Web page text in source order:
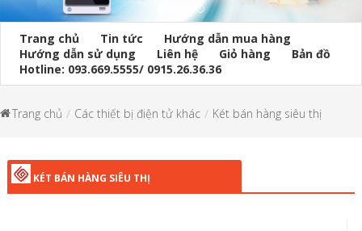
Trang chủ Tin tức
Hướng dẫn mua hàng
Hướng dẫn sử dụng
Liên hệ Giỏ hàng
Bản đồ
Hotline: 093.669.5555/ 0915.26.36.36
Trang chủ Các thiết bị điện tử khác Két bán hàng siêu thị
KÉT BÁN HÀNG SIÊU THỊ